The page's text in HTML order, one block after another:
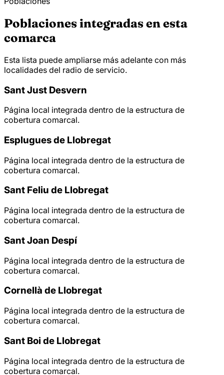
Poblaciones integradas en esta
comarca
Esta lista puede ampliarse más adelante con más
localidades del radio de servicio.
Sant Just Desvern
Página local integrada dentro de la estructura de
cobertura comarcal.
Esplugues de Llobregat
Página local integrada dentro de la estructura de
cobertura comarcal.
Sant Feliu de Llobregat
Página local integrada dentro de la estructura de
cobertura comarcal.
Sant Joan Despí
Página local integrada dentro de la estructura de
cobertura comarcal.
Cornellà de Llobregat
Página local integrada dentro de la estructura de
cobertura comarcal.
Sant Boi de Llobregat
Página local integrada dentro de la estructura de
cobertura comarcal.